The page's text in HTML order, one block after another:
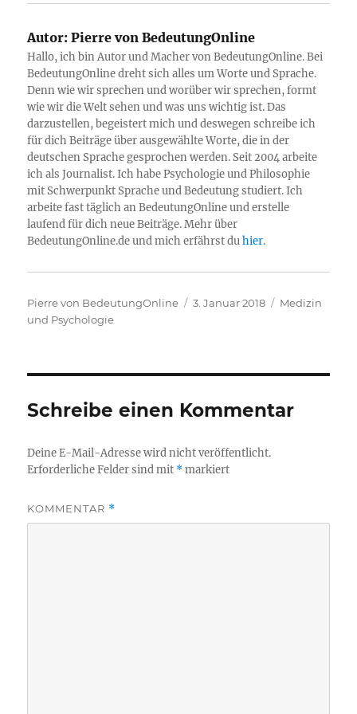
Autor: Pierre von BedeutungOnline
Hallo, ich bin Autor und Macher von BedeutungOnline. Bei
BedeutungOnline dreht sich alles um Worte und Sprache.
Denn wie wir sprechen und worüber wir sprechen, formt
wie wir die Welt sehen und was uns wichtig ist. Das
darzustellen, begeistert mich und deswegen schreibe ich
für dich Beiträge über ausgewählte Worte, die in der
deutschen Sprache gesprochen werden. Seit 2004 arbeite
ich als Journalist. Ich habe Psychologie und Philosophie
mit Schwerpunkt Sprache und Bedeutung studiert. Ich
arbeite fast täglich an BedeutungOnline und erstelle
laufend für dich neue Beiträge. Mehr über
BedeutungOnline.de und mich erfährst duhier.
Autor
Pierre von BedeutungOnline
Veröffentlicht
3. Januar 2018 Kategorien
Medizin
und Psychologie
Schreibe einen Kommentar
Deine E-Mail-Adresse wird nicht veröffentlicht.
Erforderliche Felder sind mit *markiert
KOMMENTAR *